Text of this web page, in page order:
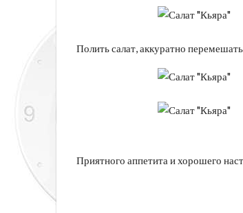
Полить салат, аккуратно
Приятного аппетита и хорошего